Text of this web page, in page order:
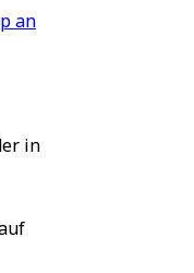
an
in